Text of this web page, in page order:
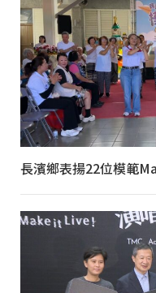
長濱鄉表揚22位模範